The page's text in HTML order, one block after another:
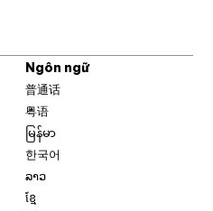
Ngôn ngữ
普通话
粤语
မြန်မာ
한국어
ລາວ
ខ្មែ